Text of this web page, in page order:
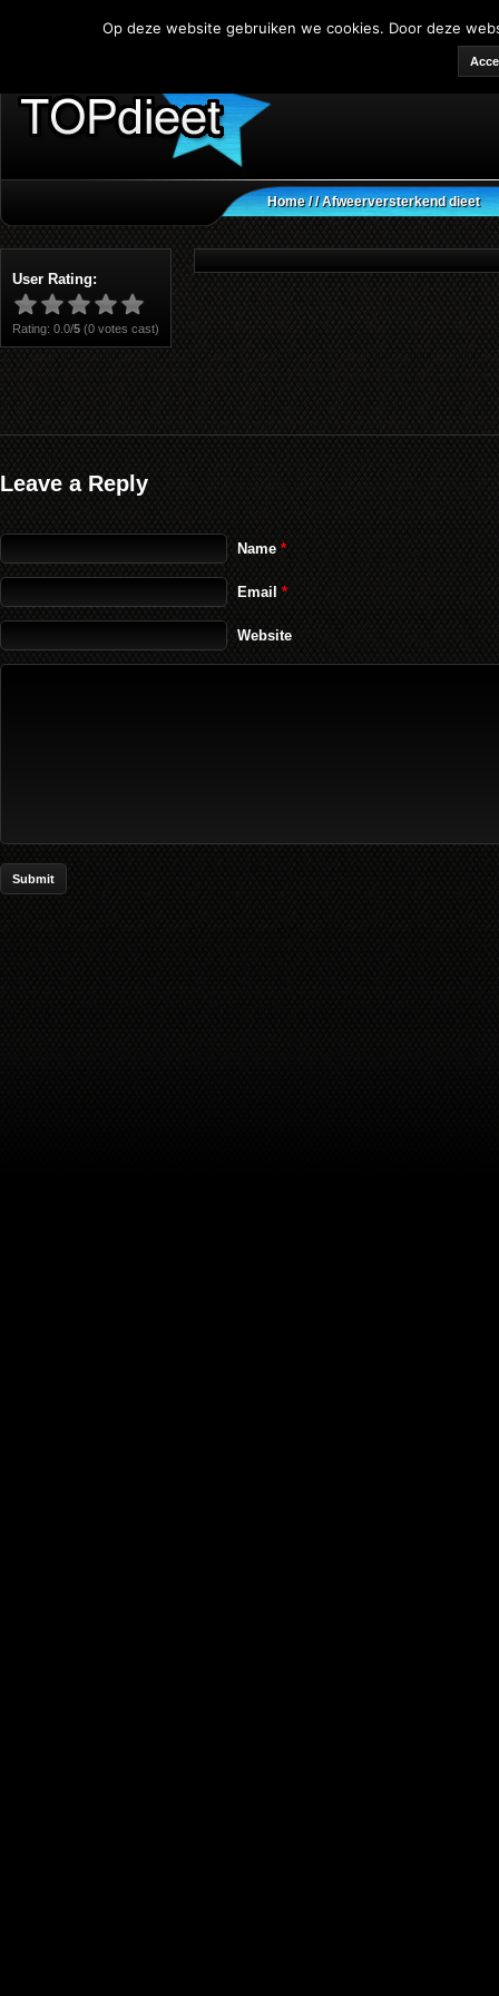
Home// Afweerversterkend dieet
User Rating:
Rating: 0.0/5 (0 votes cast)
Leave a Reply
Name *
Email *
Website
Op deze website gebruiken we cookies. Door deze